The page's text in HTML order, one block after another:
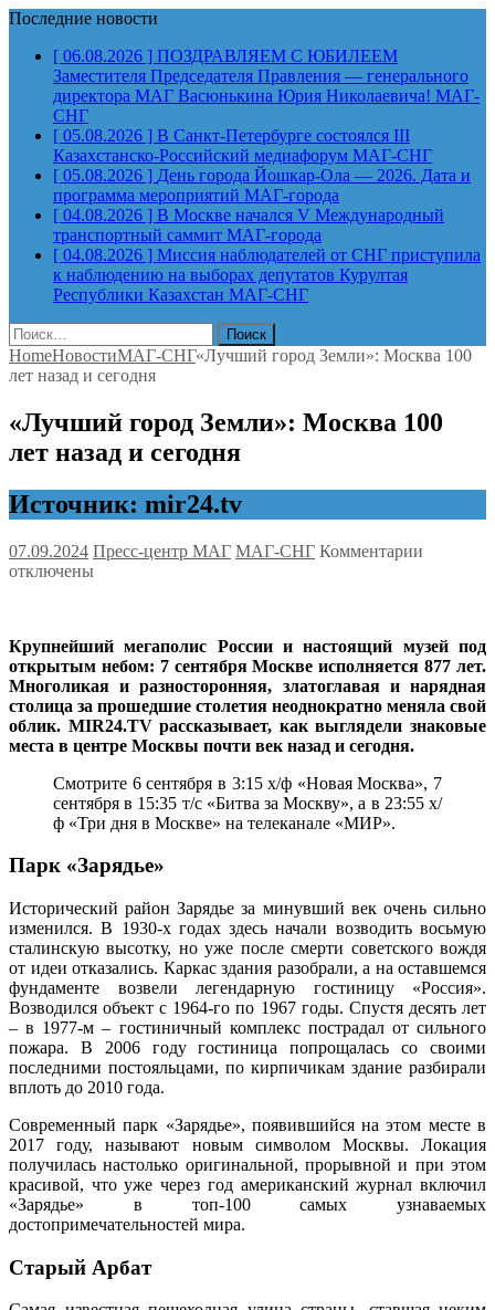
Последние новости
[ 06.08.2026 ] ПОЗДРАВЛЯЕМ С ЮБИЛЕЕМ
Заместителя Председателя Правления — генерального
директора МАГ Васюнькина Юрия Николаевича! МАГ-
СНГ
[ 05.08.2026 ] В Санкт-Петербурге состоялся III
Казахстанско-Российский медиафорум МАГ-СНГ
[ 05.08.2026 ] День города Йошкар-Ола — 2026. Дата и
программа мероприятий МАГ-города
[ 04.08.2026 ] В Москве начался V Международный
транспортный саммит МАГ-города
[ 04.08.2026 ] Миссия наблюдателей от СНГ приступила
к наблюдению на выборах депутатов Курултая
Республики Казахстан МАГ-СНГ
Найти:
HomeНовостиМАГ-СНГ«Лучший город Земли»: Москва 100
лет назад и сегодня
«Лучший город Земли»: Москва 100
лет назад и сегодня
Источник: mir24.tv
07.09.2024 Пресс-центр МАГ МАГ-СНГ Комментарии
Москва
100
лет
назад
и
отключены
Крупнейший мегаполис России и настоящий музей под
открытым небом: 7 сентября Москве исполняется 877 лет.
Многоликая и разносторонняя, златоглавая и нарядная
столица за прошедшие столетия неоднократно меняла свой
облик. MIR24.TV рассказывает, как выглядели знаковые
места в центре Москвы почти век назад и сегодня.
Смотрите 6 сентября в 3:15 х/ф «Новая Москва», 7
сентября в 15:35 т/с «Битва за Москву», а в 23:55 х/
ф «Три дня в Москве» на телеканале «МИР».
Парк «Зарядье»
Исторический район Зарядье за минувший век очень сильно
изменился. В 1930-х годах здесь начали возводить восьмую
сталинскую высотку, но уже после смерти советского вождя
от идеи отказались. Каркас здания разобрали, а на оставшемся
фундаменте возвели легендарную гостиницу «Россия».
Возводился объект с 1964-го по 1967 годы. Спустя десять лет
– в 1977-м – гостиничный комплекс пострадал от сильного
пожара. В 2006 году гостиница попрощалась со своими
последними постояльцами, по кирпичикам здание разбирали
вплоть до 2010 года.
Современный парк «Зарядье», появившийся на этом месте в
2017 году, называют новым символом Москвы. Локация
получилась настолько оригинальной, прорывной и при этом
красивой, что уже через год американский журнал включил
«Зарядье» в топ-100 самых узнаваемых
достопримечательностей мира.
Старый Арбат